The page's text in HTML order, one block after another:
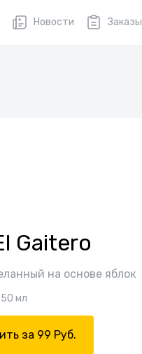
Новости Заказы
Gaitero
на основе яблок
мл
за 99 Руб.